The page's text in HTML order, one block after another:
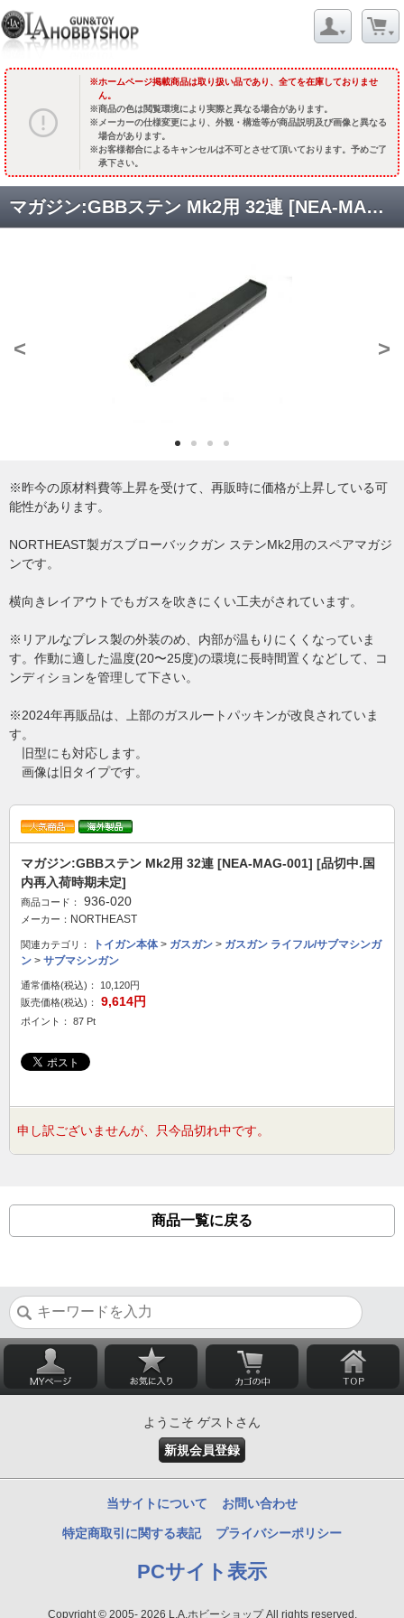
ホームページ掲載商品は取り扱い品であり、全てを在庫しておりませ
ん。
商品の色は閲覧環境により実際と異なる場合があります。
メーカーの仕様変更により、外観・構造等が商品説明及び画像と異なる
場合があります。
お客様都合によるキャンセルは不可とさせて頂いております。予めご了
承下さい。
マガジン:GBBステン Mk2用 32連 [NEA-MAG-001] [品切中.国内再入荷時期未定]
< >
※昨今の原材料費等上昇を受けて、再販時に価格が上昇している可
能性があります。
NORTHEAST製ガスブローバックガン ステンMk2用のスペアマガジ
ンです。
横向きレイアウトでもガスを吹きにくい工夫がされています。
※リアルなプレス製の外装のめ、内部が温もりにくくなっていま
す。作動に適した温度(20〜25度)の環境に長時間置くなどして、コ
ンディションを管理して下さい。
※2024年再販品は、上部のガスルートパッキンが改良されていま
す。
旧型にも対応します。
画像は旧タイプです。
マガジン:GBBステン Mk2用 32連 [NEA-MAG-001] [品切中.国
内再入荷時期未定]
商品コード： 936-020
メーカー： NORTHEAST
関連カテゴリ： トイガン本体> ガスガン > ガスガン ライフル/サブマシンガ
ン > サブマシンガン
通常価格(税込)：
10,120円
販売価格(税込)：
9,614円
ポイント： 87 Pt
申し訳ございませんが、只今品切れ中です。
商品一覧に戻る
ようこそ ゲストさん
新規会員登録
当サイトについて お問い合わせ
特定商取引に関する表記 プライバシーポリシー
PCサイト表示
Copyright © 2005- 2026 L.A.ホビーショップ All rights reserved.